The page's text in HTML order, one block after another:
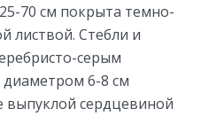
70 см покрыта темно-
листвой. Стебли и
серым
6-8 см
выпуклой сердцевиной